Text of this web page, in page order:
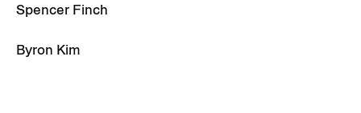
Spencer Finch
Byron Kim